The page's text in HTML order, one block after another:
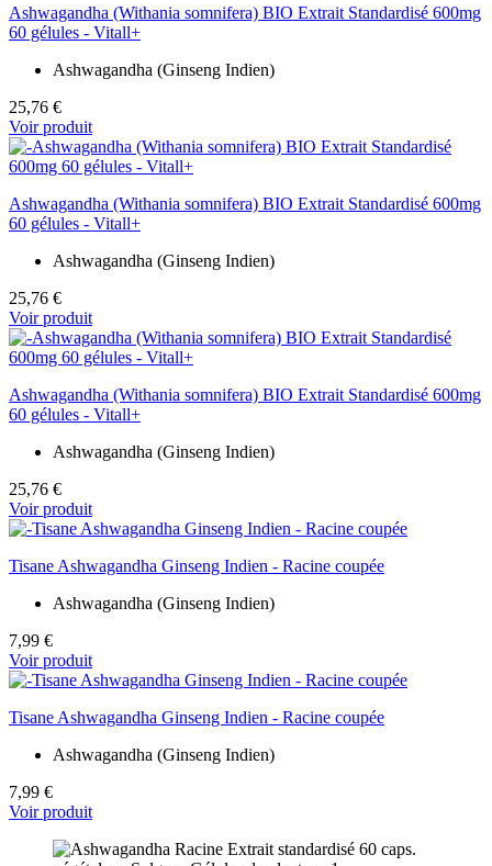
Ashwagandha (Withania somnifera) BIO Extrait Standardisé 600mg
60 gélules - Vitall+
Ashwagandha (Ginseng Indien)
25,76 €
Voir produit
Ashwagandha (Withania somnifera) BIO Extrait Standardisé 600mg
60 gélules - Vitall+
Ashwagandha (Ginseng Indien)
25,76 €
Voir produit
Ashwagandha (Withania somnifera) BIO Extrait Standardisé 600mg
60 gélules - Vitall+
Ashwagandha (Ginseng Indien)
25,76 €
Voir produit
Tisane Ashwagandha Ginseng Indien - Racine coupée
Ashwagandha (Ginseng Indien)
7,99 €
Voir produit
Tisane Ashwagandha Ginseng Indien - Racine coupée
Ashwagandha (Ginseng Indien)
7,99 €
Voir produit